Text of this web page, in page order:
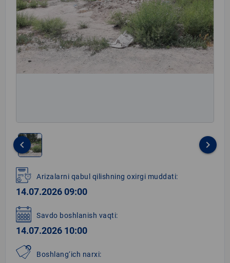
1
of
1
keyboard_arrow_left keyboard_arrow_right
Arizalarni qabul qilishning oxirgi muddati:
14.07.2026 09:00
Savdo boshlanish vaqti:
14.07.2026 10:00
Boshlang‘ich narxi: